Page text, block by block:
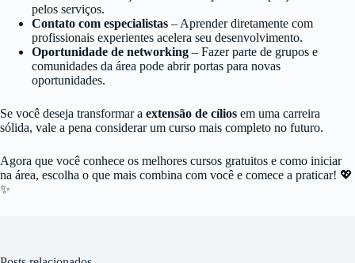
pelos serviços.
Contato com especialistas – Aprender diretamente com
profissionais experientes acelera seu desenvolvimento.
Oportunidade de networking – Fazer parte de grupos e
comunidades da área pode abrir portas para novas
oportunidades.
Se você deseja transformar a extensão de cílios em uma carreira
sólida, vale a pena considerar um curso mais completo no futuro.
Agora que você conhece os melhores cursos gratuitos e como iniciar
na área, escolha o que mais combina com você e comece a praticar! 💖
✨